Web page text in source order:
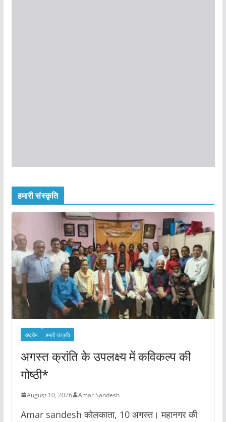
हमारी संस्कृति
राष्ट्रीय हमारी संस्कृति
अगस्त क्रांति के उपलक्ष्य में कविकल्प की
गोष्ठी*
August 10, 2026 Amar Sandesh
Amar sandesh कोलकाता, 10 अगस्त। महानगर की